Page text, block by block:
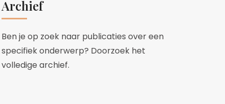
Archief
Ben je op zoek naar publicaties over een
specifiek onderwerp? Doorzoek het
volledige archief.